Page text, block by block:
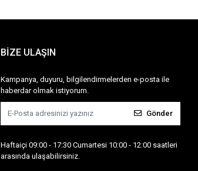
BİZE ULAŞIN
Kampanya, duyuru, bilgilendirmelerden e-posta ile
haberdar olmak istiyorum.
Gönder
Haftaiçi 09:00 - 17:30 Cumartesi 10:00 - 12:00 saatleri
arasında ulaşabilirsiniz.